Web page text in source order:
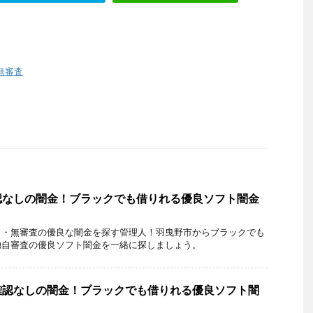
審査
しの闇金！ブラックでも借りれる優良ソフト闇金
無審査の優良な闇金を探す管理人！羽曳野市からブラックでも
審査の優良ソフト闇金を一緒に探しましょう。
なしの闇金！ブラックでも借りれる優良ソフト闇